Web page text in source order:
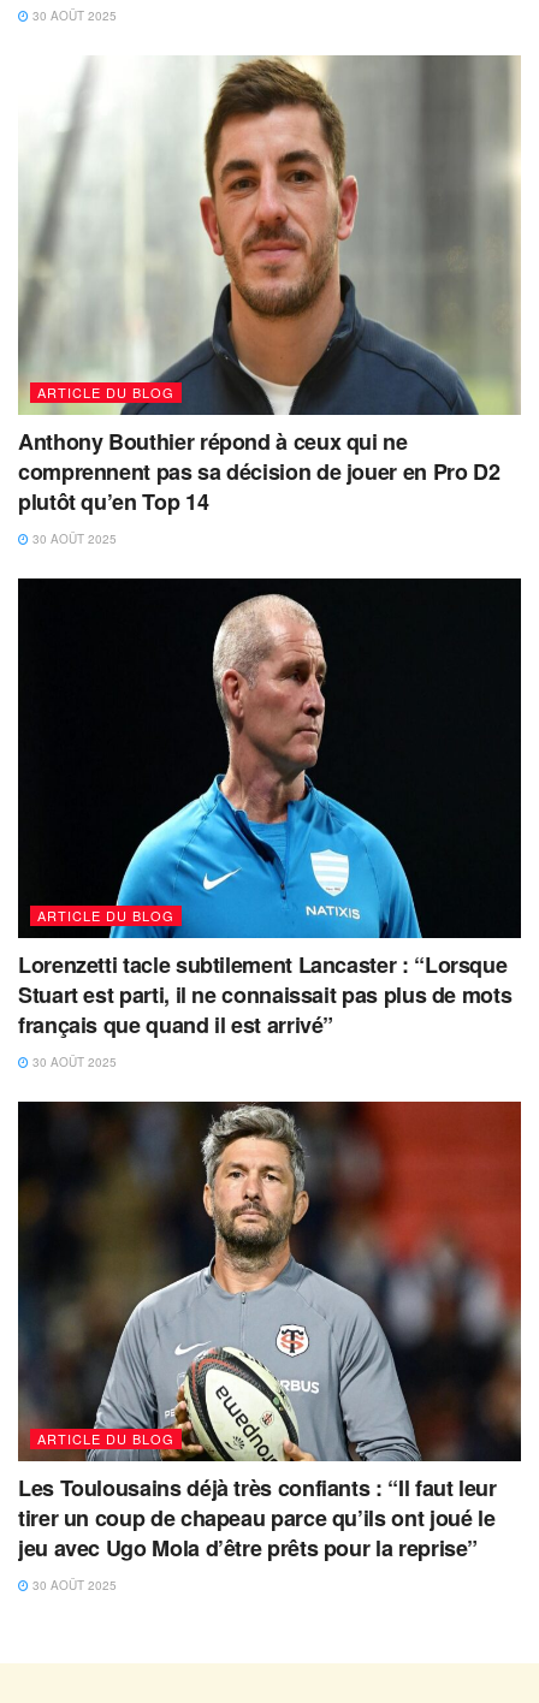
30 AOÛT 2025
ARTICLE DU BLOG
Anthony Bouthier répond à ceux qui ne
comprennent pas sa décision de jouer en Pro D2
plutôt qu’en Top 14
30 AOÛT 2025
ARTICLE DU BLOG
Lorenzetti tacle subtilement Lancaster : “Lorsque
Stuart est parti, il ne connaissait pas plus de mots
français que quand il est arrivé”
30 AOÛT 2025
ARTICLE DU BLOG
Les Toulousains déjà très confiants : “Il faut leur
tirer un coup de chapeau parce qu’ils ont joué le
jeu avec Ugo Mola d’être prêts pour la reprise”
30 AOÛT 2025